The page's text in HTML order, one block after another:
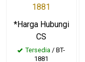
1881
*Harga Hubungi
CS
Tersedia / BT-
1881